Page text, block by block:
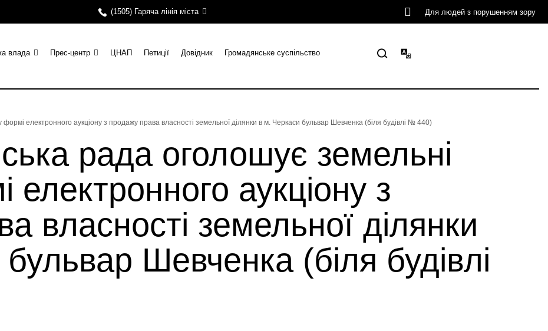
(1505) Гаряча лінія міста Для людей з порушенням зору
влада Прес-центр ЦНАП Петиції Довідник Громадянське суспільство
формі електронного аукціону з продажу права власності земельної ділянки в м. Черкаси бульвар Шевченка (біля будівлі № 440)
рада оголошує земельні
електронного аукціону з
власності земельної ділянки
Шевченка (біля будівлі